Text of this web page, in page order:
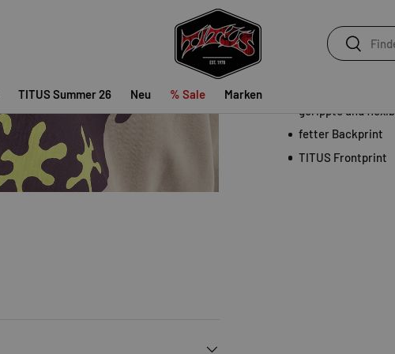
Suchen
Suchen
TITUS Summer 26 Neu % Sale Marken
Regular Fit
dropped Shoulder
gerippte und
fetter Backprint
TITUS Frontprint